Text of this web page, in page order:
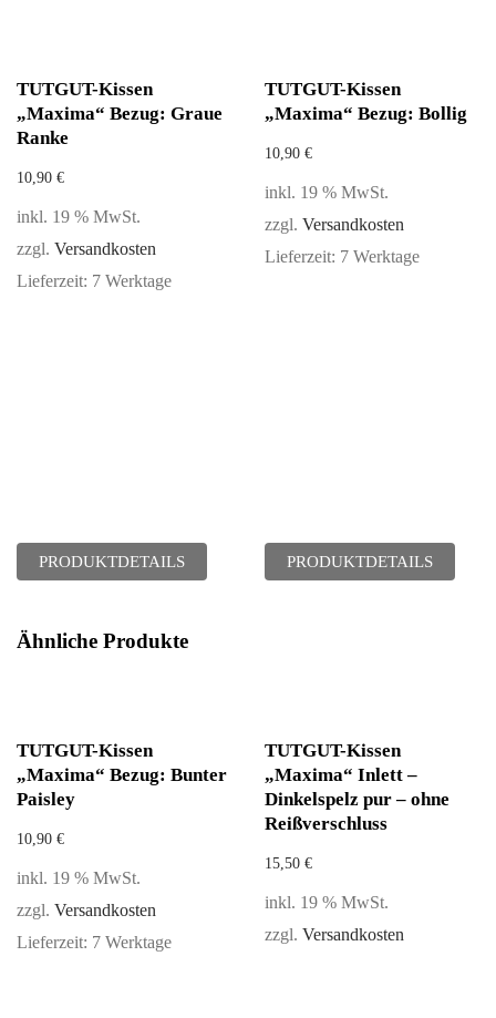
TUTGUT-Kissen
„Maxima“ Bezug: Graue
Ranke
10,90 €
inkl. 19 % MwSt.
zzgl. Versandkosten
Lieferzeit: 7 Werktage
PRODUKTDETAILS
TUTGUT-Kissen
„Maxima“ Bezug: Bollig
10,90 €
inkl. 19 % MwSt.
zzgl. Versandkosten
Lieferzeit: 7 Werktage
PRODUKTDETAILS
Ähnliche Produkte
TUTGUT-Kissen
„Maxima“ Bezug: Bunter
Paisley
10,90 €
inkl. 19 % MwSt.
zzgl. Versandkosten
Lieferzeit: 7 Werktage
TUTGUT-Kissen
„Maxima“ Inlett –
Dinkelspelz pur – ohne
Reißverschluss
15,50 €
inkl. 19 % MwSt.
zzgl. Versandkosten